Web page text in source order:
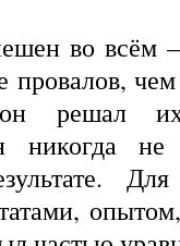
во всём
провалов,
решал
никогда